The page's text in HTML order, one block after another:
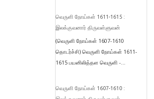
வெருளி நோய்கள் 1611-1615 :
இலக்குவனார் திருவள்ளுவன்
(வெருளி நோய்கள் 1607-1610
தொடர்ச்சி) வெருளி நோய்கள் 1611-
1615 பயனிலித்தள வெருளி -...
வெருளி நோய்கள் 1607-1610 :